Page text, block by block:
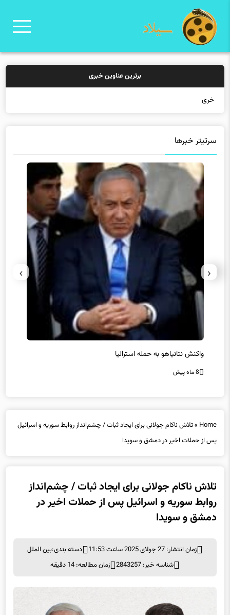
برترین عناوین خبری
خرید بیمه: سنتی ی
سرتیتر خبرها
واکنش نتانیاهو به حمله استرالیا
8 ماه پیش
‹
›
Home
»تلاش ناکام جولانی برای ایجاد ثبات / چشم‌انداز روابط سوریه و اسرائیل
پس از حملات اخیر در دمشق و سویدا
تلاش ناکام جولانی برای ایجاد ثبات / چشم‌انداز
روابط سوریه و اسرائیل پس از حملات اخیر در
دمشق و سویدا
زمان انتشار: 27 جولای 2025 ساعت 11:53 دسته بندی:بین الملل
شناسه خبر: 2843257
زمان مطالعه: 14 دقیقه